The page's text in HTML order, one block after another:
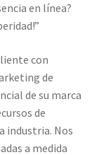
en línea?
con
de
de su marca
de
industria. Nos
a medida